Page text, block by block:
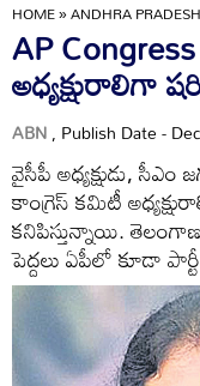
HOME»ANDHRA PRADESH
AP
అధ్యక్షురాలిగా
ABN, Publish Date -
వైసీపీ అధ్యక్షుడు,
కాంగ్రెస్‌ కమిటీ
కనిపిస్తున్నాయి.
పెద్దలు ఏపీలో కూడా